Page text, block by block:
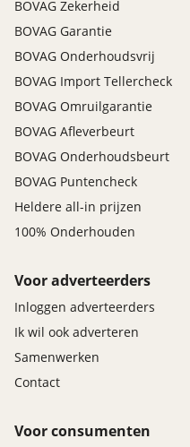
BOVAG Zekerheid
BOVAG Garantie
BOVAG Onderhoudsvrij
BOVAG Import Tellercheck
BOVAG Omruilgarantie
BOVAG Afleverbeurt
BOVAG Onderhoudsbeurt
BOVAG Puntencheck
Heldere all-in prijzen
100% Onderhouden
Voor adverteerders
Inloggen adverteerders
Ik wil ook adverteren
Samenwerken
Contact
Voor consumenten